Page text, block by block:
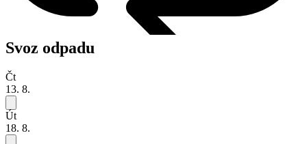
Svoz odpadu
Čt
13. 8.
Út
18. 8.